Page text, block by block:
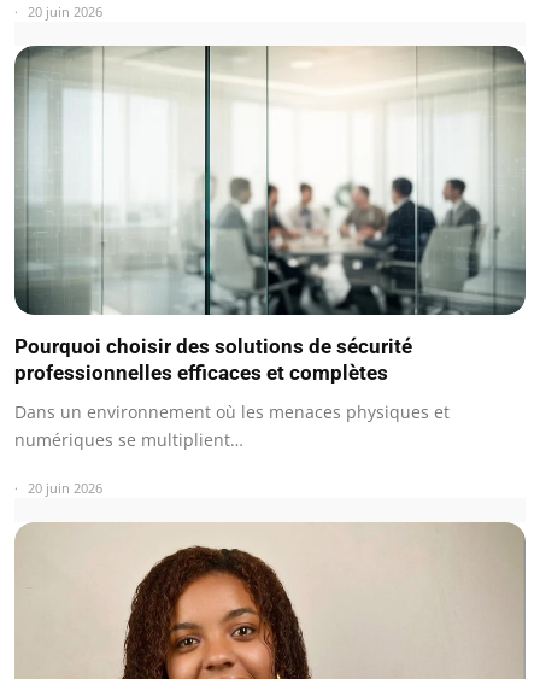
20 juin 2026
Pourquoi choisir des solutions de sécurité
professionnelles efficaces et complètes
Dans un environnement où les menaces physiques et
numériques se multiplient…
20 juin 2026